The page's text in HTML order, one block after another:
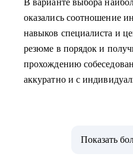
В варианте выбора
оказались соотношение
навыков специалиста и
резюме в порядок и
прохождению
аккуратно и с
Показать